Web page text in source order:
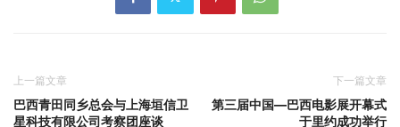
上一篇文章
巴西青田同乡总会与上海垣信卫
星科技有限公司考察团座谈
下一篇文章
第三届中国—巴西电影展开幕式
于里约成功举行